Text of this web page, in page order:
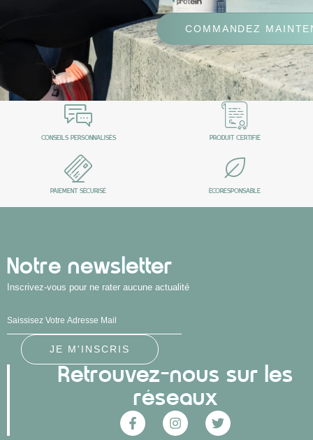
COMMANDEZ
ÉCORESPONSABLE
PRODUIT CERTIFIÉ
PAIEMENT SÉCURISÉ
CONSEILS PERSONNALISÉS
Notre newsletter
Inscrivez-vous pour ne rater aucune actualité
Retrouvez-nous sur les
réseaux